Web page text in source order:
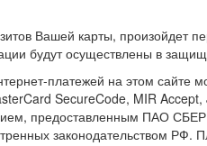
Вашей карты,
будут осуществлены в
платежей на этом сайте
SecureCode, MIR
предоставленным ПАО
законодательством РФ.